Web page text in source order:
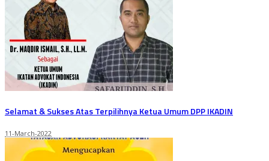
Selamat & Sukses Atas Terpilihnya Ketua Umum DPP IKADIN
11-March-2022